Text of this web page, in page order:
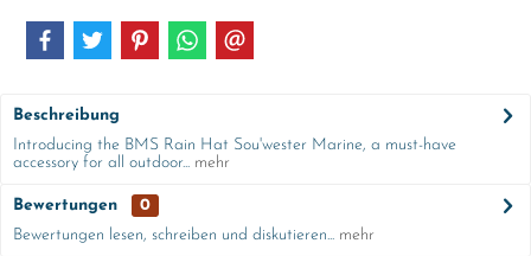
Beschreibung
Introducing the BMS Rain Hat Sou'wester Marine, a must-have
accessory for all outdoor... mehr
Bewertungen
0
Bewertungen lesen, schreiben und diskutieren... mehr